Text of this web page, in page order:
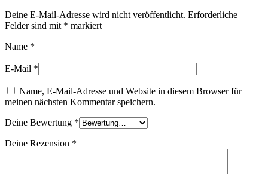
Deine E-Mail-Adresse wird nicht veröffentlicht. Erforderliche
Felder sind mit * markiert
Name *
E-Mail *
Name, E-Mail-Adresse und Website in diesem Browser für
meinen nächsten Kommentar speichern.
Deine Bewertung *
Deine Rezension *